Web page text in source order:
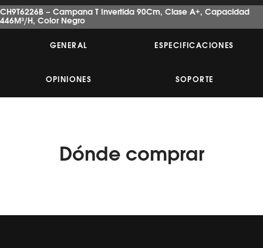
en
la
misma
CH9T6226B – Campana T Invertida 90Cm, Clase A+, Capacidad
446M³/H, Color Negro
GENERAL ESPECIFICACIONES
OPINIONES SOPORTE
Dónde comprar